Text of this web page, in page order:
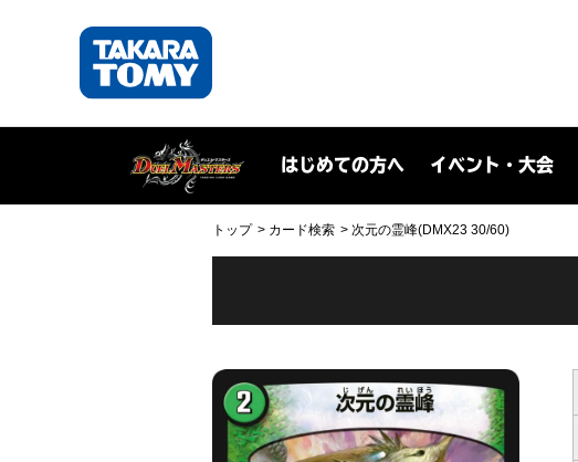
はじめての方へ イベント・大会
トップ カード検索 次元の霊峰(DMX23 30/60)